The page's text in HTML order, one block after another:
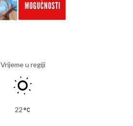
Vrijeme u regiji
22